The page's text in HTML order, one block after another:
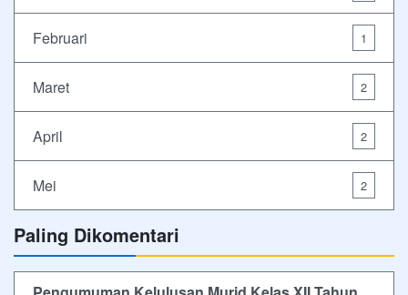
Februari 1
Maret 2
April 2
Mei 2
Paling Dikomentari